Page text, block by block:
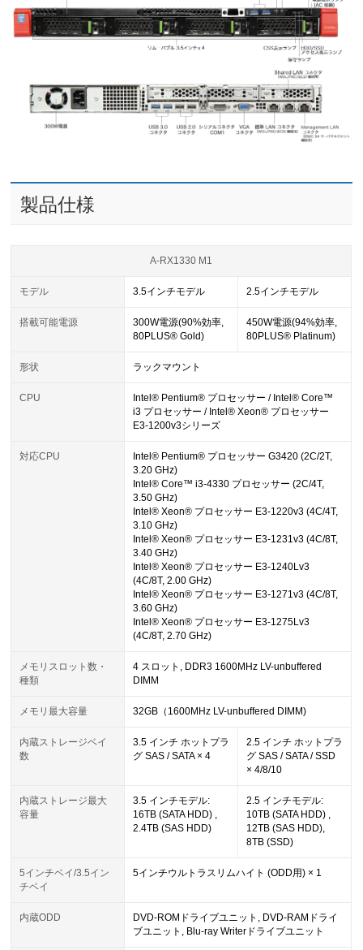
製品仕様
A-RX1330 M1
モデル 3.5インチモデル 2.5インチモデル
搭載可能電源
300W電源(90%効率,
80PLUS® Gold)
450W電源(94%効率,
80PLUS® Platinum)
形状 ラックマウント
CPU
Intel® Pentium® プロセッサー / Intel® Core™
i3 プロセッサー / Intel® Xeon® プロセッサー
E3-1200v3シリーズ
対応CPU
Intel® Pentium® プロセッサー G3420 (2C/2T,
3.20 GHz)
Intel® Core™ i3-4330 プロセッサー (2C/4T,
3.50 GHz)
Intel® Xeon® プロセッサー E3-1220v3 (4C/4T,
3.10 GHz)
Intel® Xeon® プロセッサー E3-1231v3 (4C/8T,
3.40 GHz)
Intel® Xeon® プロセッサー E3-1240Lv3
(4C/8T, 2.00 GHz)
Intel® Xeon® プロセッサー E3-1271v3 (4C/8T,
3.60 GHz)
Intel® Xeon® プロセッサー E3-1275Lv3
(4C/8T, 2.70 GHz)
メモリスロット数・
種類
4 スロット, DDR3 1600MHz LV-unbuffered
DIMM
メモリ最大容量 32GB（1600MHz LV-unbuffered DIMM)
内蔵ストレージベイ
数
3.5 インチ ホットプラ
グ SAS / SATA × 4
2.5 インチ ホットプラ
グ SAS / SATA / SSD
× 4/8/10
内蔵ストレージ最大
容量
3.5 インチモデル:
16TB (SATA HDD) ,
2.4TB (SAS HDD)
2.5 インチモデル:
10TB (SATA HDD) ,
12TB (SAS HDD),
8TB (SSD)
5インチベイ/3.5イン
チベイ
5インチウルトラスリムハイト (ODD用) × 1
内蔵ODD
DVD-ROMドライブユニット, DVD-RAMドライ
ブユニット, Blu-ray Writerドライブユニット